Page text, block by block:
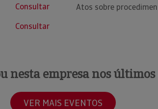
Consultar
Consultar
Atos sobre
nesta empresa nos últimos
VER MAIS EVENTOS